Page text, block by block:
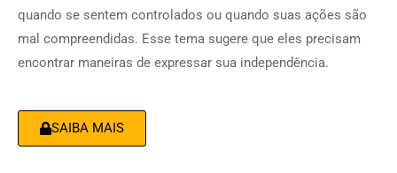
quando se sentem controlados ou quando suas ações são
mal compreendidas. Esse tema sugere que eles precisam
encontrar maneiras de expressar sua independência.
SAIBA MAIS